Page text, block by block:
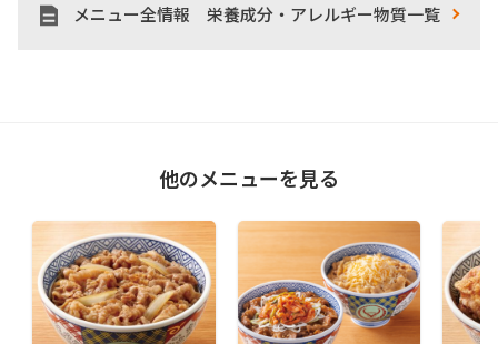
メニュー全情報 栄養成分・アレルギー物質一覧
他のメニューを見る